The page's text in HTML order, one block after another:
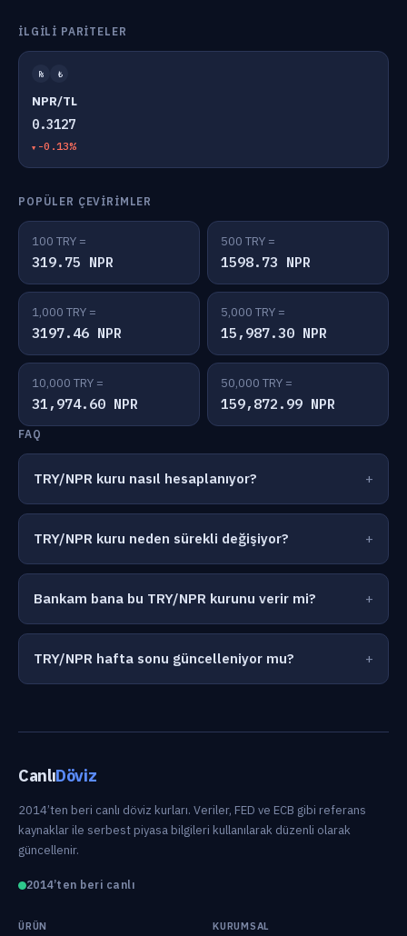
İLGILI PARITELER
₨ ₺
NPR/TL
0.3127
-0.13%
POPÜLER ÇEVIRIMLER
100 TRY =
319.75 NPR
500 TRY =
1598.73 NPR
1,000 TRY =
3197.46 NPR
5,000 TRY =
15,987.30 NPR
10,000 TRY =
31,974.60 NPR
50,000 TRY =
159,872.99 NPR
FAQ
TRY/NPR kuru nasıl hesaplanıyor?
TRY/NPR kuru neden sürekli değişiyor?
Bankam bana bu TRY/NPR kurunu verir mi?
TRY/NPR hafta sonu güncelleniyor mu?
CanlıDöviz
2014’ten beri canlı döviz kurları. Veriler, FED ve ECB gibi referans
kaynaklar ile serbest piyasa bilgileri kullanılarak düzenli olarak
güncellenir.
2014’ten beri canlı
ÜRÜN KURUMSAL